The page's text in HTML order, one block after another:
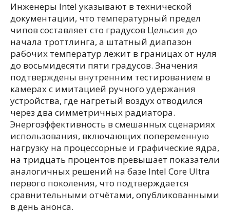
Инженеры Intel указывают в технической
документации, что температурный предел
чипов составляет сто градусов Цельсия до
начала троттлинга, а штатный диапазон
рабочих температур лежит в границах от нуля
до восьмидесяти пяти градусов. Значения
подтверждены внутренним тестированием в
камерах с имитацией ручного удержания
устройства, где нагретый воздух отводился
через два симметричных радиатора.
Энергоэффективность в смешанных сценариях
использования, включающих попеременную
нагрузку на процессорные и графические ядра,
на тридцать процентов превышает показатели
аналогичных решений на базе Intel Core Ultra
первого поколения, что подтверждается
сравнительными отчётами, опубликованными
в день анонса.